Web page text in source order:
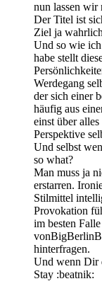
nun lassen
Der Titel ist
Ziel ja
Und so wie
habe stellt
Werdegang
der sich einer
häufig aus
einst über
Perspektive
Und selbst
so what?
Man muss ja
erstarren.
Stilmittel
Provokation
im besten
hinterfragen.
Und wenn Dir
Stay :beatnik: